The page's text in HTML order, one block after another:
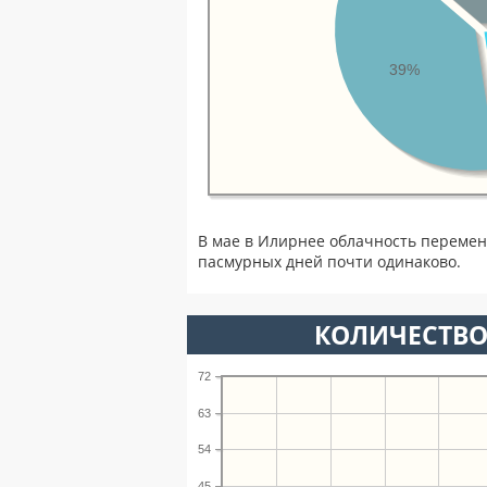
39%
В мае в Илирнее облачность
пасмурных дней почти одинаково.
54
63
72